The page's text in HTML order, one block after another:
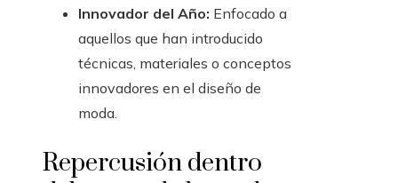
Innovador del Año: Enfocado a
aquellos que han introducido
técnicas, materiales o conceptos
innovadores en el diseño de
moda.
Repercusión dentro